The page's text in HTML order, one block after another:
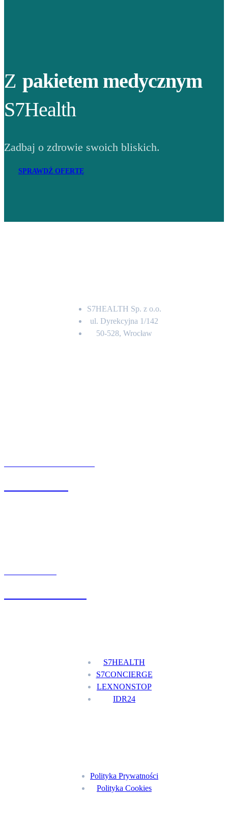
Z pakietem medycznym
S7Health
Zadbaj o zdrowie swoich bliskich.
SPRAWDŹ OFERTĘ
S7HEALTH Sp. z o.o.
ul. Dyrekcyjna 1/142
50-528, Wrocław
S7HEALTH
S7CONCIERGE
LEXNONSTOP
IDR24
Polityka Prywatności
Polityka Cookies